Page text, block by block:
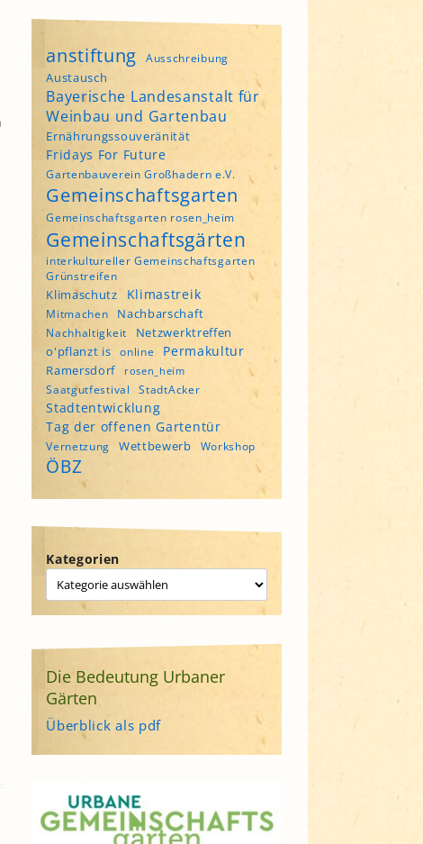
anstiftung Ausschreibung
Austausch
Bayerische Landesanstalt für
Weinbau und Gartenbau
Ernährungssouveränität
Fridays For Future
Gartenbauverein Großhadern e.V.
Gemeinschaftsgarten
Gemeinschaftsgarten rosen_heim
Gemeinschaftsgärten
interkultureller Gemeinschaftsgarten
Grünstreifen
Klimaschutz Klimastreik
Mitmachen Nachbarschaft
Nachhaltigkeit
Netzwerktreffen
o'pflanzt is
online Permakultur
Ramersdorf rosen_heim
Saatgutfestival StadtAcker
Stadtentwicklung
Tag der offenen Gartentür
Vernetzung Wettbewerb Workshop
ÖBZ
Kategorien
Die Bedeutung Urbaner
Gärten
Überblick als pdf